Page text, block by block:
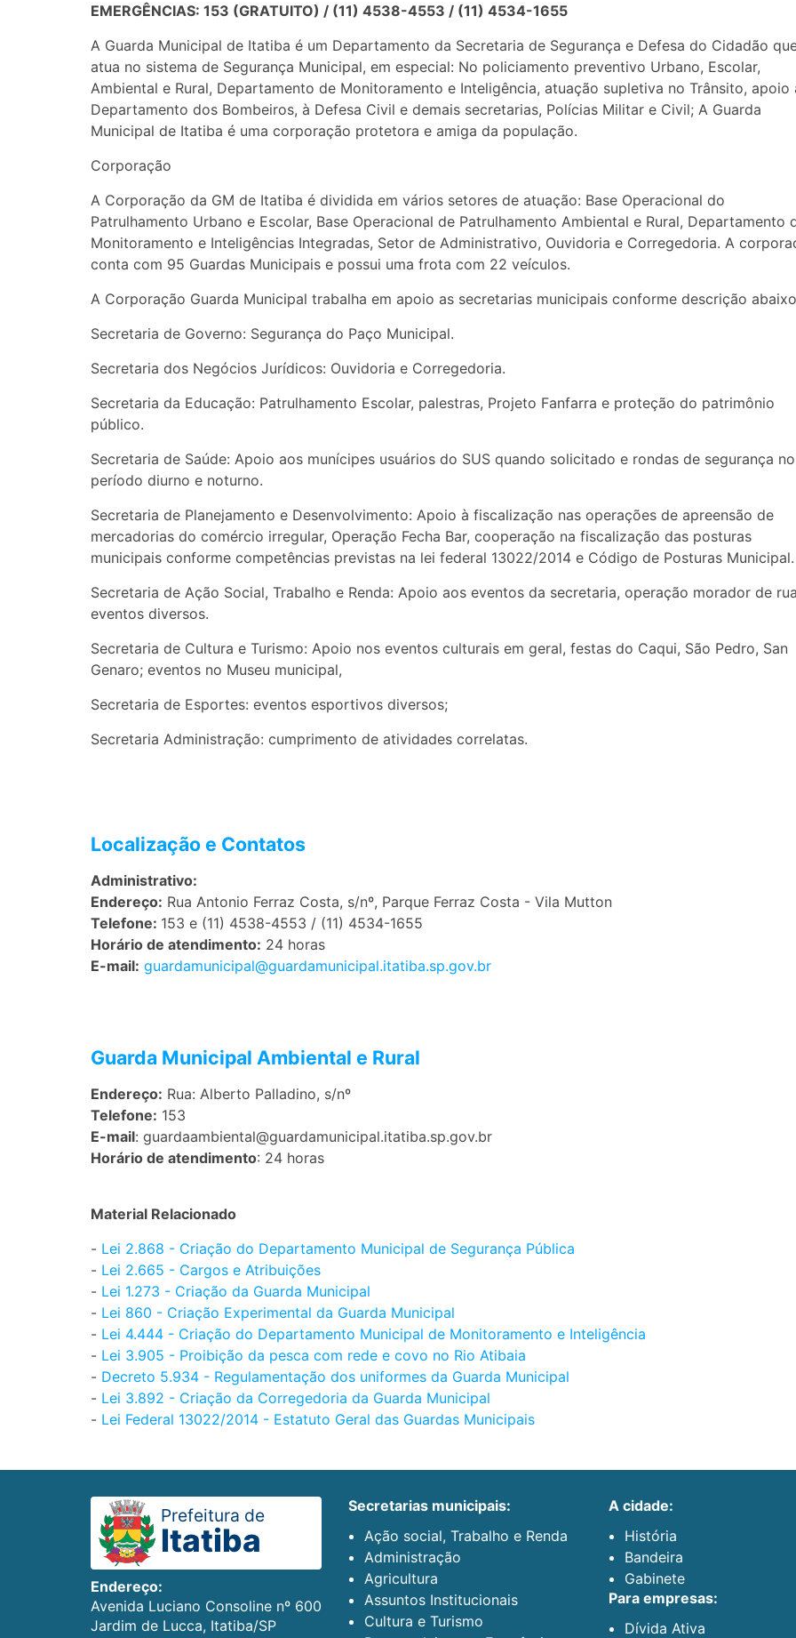
EMERGÊNCIAS: 153 (GRATUITO) / (11) 4538-4553 / (11) 4534-1655
A Guarda Municipal de Itatiba é um Departamento da Secretaria de Segurança e Defesa do Cidadão
atua no sistema de Segurança Municipal, em especial: No policiamento preventivo Urbano, Escolar,
Ambiental e Rural, Departamento de Monitoramento e Inteligência, atuação supletiva no Trânsito, apoio
Departamento dos Bombeiros, à Defesa Civil e demais secretarias, Polícias Militar e Civil; A Guarda
Municipal de Itatiba é uma corporação protetora e amiga da população.
Corporação
A Corporação da GM de Itatiba é dividida em vários setores de atuação: Base Operacional do
Patrulhamento Urbano e Escolar, Base Operacional de Patrulhamento Ambiental e Rural, Departamento
Monitoramento e Inteligências Integradas, Setor de Administrativo, Ouvidoria e Corregedoria. A
conta com 95 Guardas Municipais e possui uma frota com 22 veículos.
A Corporação Guarda Municipal trabalha em apoio as secretarias municipais conforme descrição
Secretaria de Governo: Segurança do Paço Municipal.
Secretaria dos Negócios Jurídicos: Ouvidoria e Corregedoria.
Secretaria da Educação: Patrulhamento Escolar, palestras, Projeto Fanfarra e proteção do patrimônio
público.
Secretaria de Saúde: Apoio aos munícipes usuários do SUS quando solicitado e rondas de segurança no
período diurno e noturno.
Secretaria de Planejamento e Desenvolvimento: Apoio à fiscalização nas operações de apreensão de
mercadorias do comércio irregular, Operação Fecha Bar, cooperação na fiscalização das posturas
municipais conforme competências previstas na lei federal 13022/2014 e Código de Posturas Municipal.
Secretaria de Ação Social, Trabalho e Renda: Apoio aos eventos da secretaria, operação morador de
eventos diversos.
Secretaria de Cultura e Turismo: Apoio nos eventos culturais em geral, festas do Caqui, São Pedro, San
Genaro; eventos no Museu municipal,
Secretaria de Esportes: eventos esportivos diversos;
Secretaria Administração: cumprimento de atividades correlatas.
Localização e Contatos
Administrativo:
Endereço: Rua Antonio Ferraz Costa, s/nº, Parque Ferraz Costa - Vila Mutton
Telefone: 153 e (11) 4538-4553 / (11) 4534-1655
Horário de atendimento: 24 horas
E-mail: guardamunicipal@guardamunicipal.itatiba.sp.gov.br
Guarda Municipal Ambiental e Rural
Endereço: Rua: Alberto Palladino, s/nº
Telefone: 153
E-mail: guardaambiental@guardamunicipal.itatiba.sp.gov.br
Horário de atendimento: 24 horas
Material Relacionado
- Lei 2.868 - Criação do Departamento Municipal de Segurança Pública
- Lei 2.665 - Cargos e Atribuições
- Lei 1.273 - Criação da Guarda Municipal
- Lei 860 - Criação Experimental da Guarda Municipal
- Lei 4.444 - Criação do Departamento Municipal de Monitoramento e Inteligência
- Lei 3.905 - Proibição da pesca com rede e covo no Rio Atibaia
- Decreto 5.934 - Regulamentação dos uniformes da Guarda Municipal
- Lei 3.892 - Criação da Corregedoria da Guarda Municipal
- Lei Federal 13022/2014 - Estatuto Geral das Guardas Municipais
Prefeitura de
Itatiba
Endereço:
Avenida Luciano Consoline nº 600
Jardim de Lucca, Itatiba/SP
secretarias municipais:
Ação social, Trabalho e Renda
Administração
Agricultura
Assuntos Institucionais
Cultura e Turismo
a cidade:
História
Bandeira
Gabinete
para empresas:
Dívida Ativa